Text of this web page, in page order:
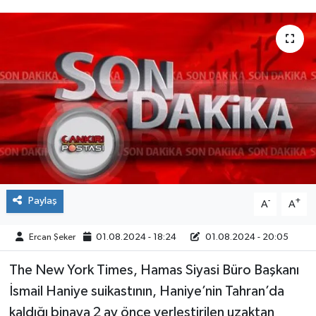
Paylaş A- A+
Ercan Şeker 01.08.2024 - 18:24 01.08.2024 - 20:05
The New York Times, Hamas Siyasi Büro Başkanı
İsmail Haniye suikastının, Haniye’nin Tahran’da
kaldığı binaya 2 ay önce yerleştirilen uzaktan
ÇEVRE
İLÇELER
RESMİ İLANLAR
KÜLTÜR
TURİZM
MAGAZİN
VEFAT
BİLİM&TEKNOLOJİ
BÖLGE